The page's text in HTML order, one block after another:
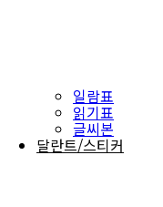
일람표
읽기표
글씨본
달란트/스티커